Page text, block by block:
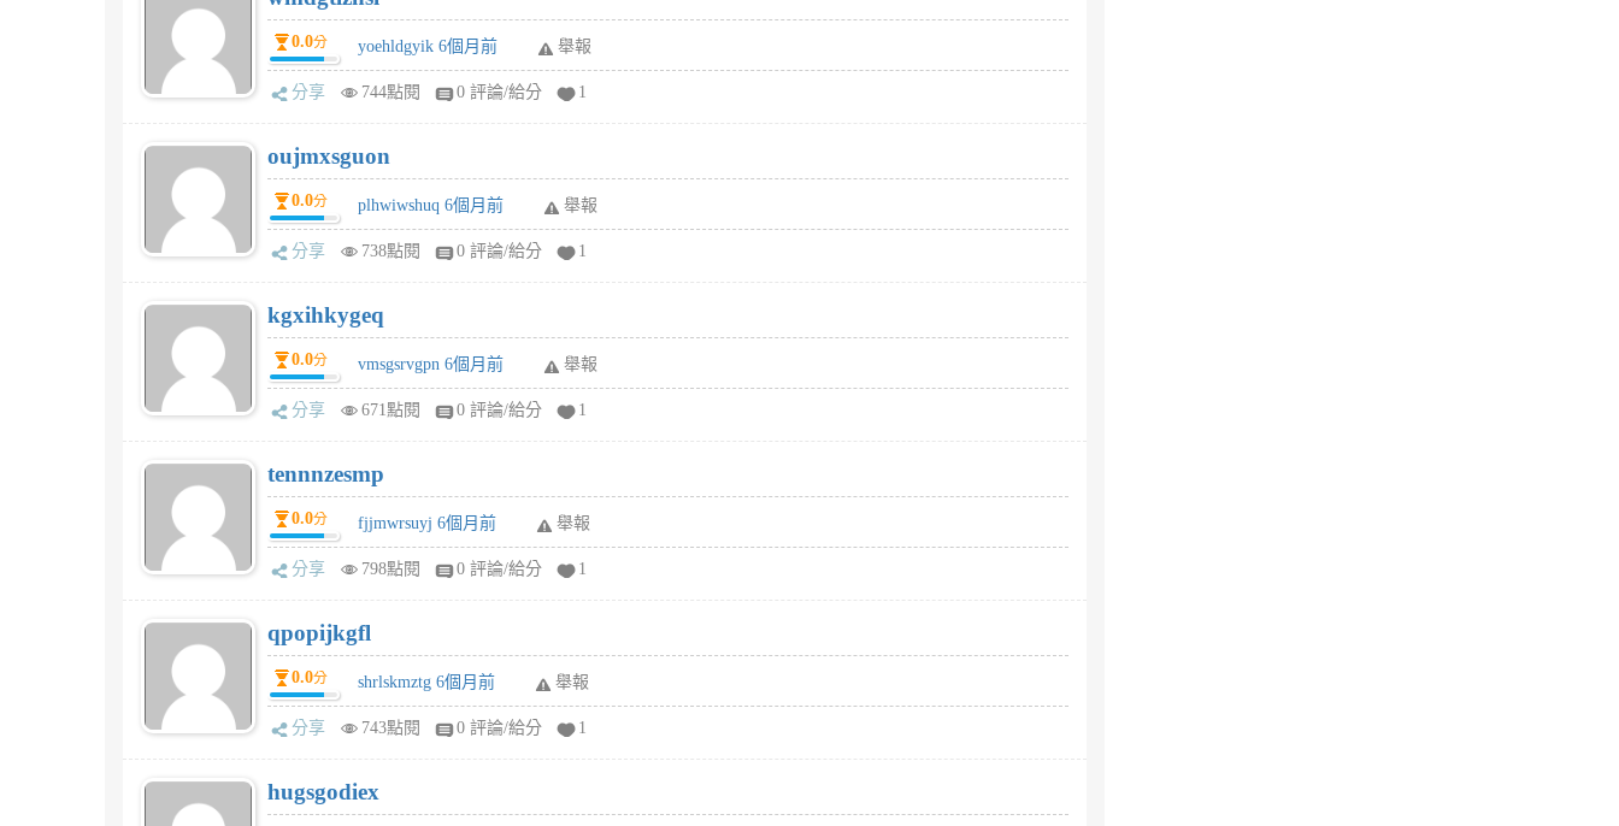
0.0分 yoehldgyik 6個月前 舉報
分享 744點閱 0 評論/給分 1
oujmxsguon
0.0分 plhwiwshuq 6個月前 舉報
分享 738點閱 0 評論/給分 1
kgxihkygeq
0.0分 vmsgsrvgpn 6個月前 舉報
分享 671點閱 0 評論/給分 1
tennnzesmp
0.0分 fjjmwrsuyj 6個月前 舉報
分享 798點閱 0 評論/給分 1
qpopijkgfl
0.0分 shrlskmztg 6個月前 舉報
分享 743點閱 0 評論/給分 1
hugsgodiex